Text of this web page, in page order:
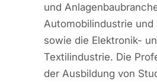
und
Automobilindustrie und
sowie die Elektronik-
Textilindustrie. Die
der Ausbildung von